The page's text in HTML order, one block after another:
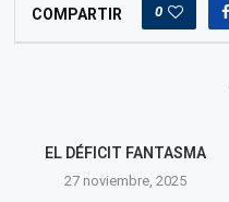
COMPARTIR 0
EL DÉFICIT FANTASMA
27 noviembre, 2025